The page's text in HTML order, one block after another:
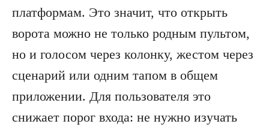
платформам. Это значит, что открыть
ворота можно не только родным пультом,
но и голосом через колонку, жестом через
сценарий или одним тапом в общем
приложении. Для пользователя это
снижает порог входа: не нужно изучать